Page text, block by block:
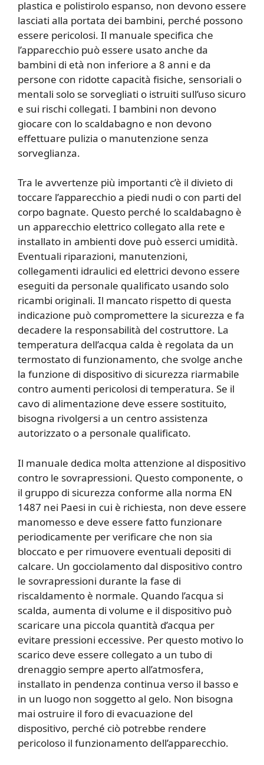
plastica e polistirolo espanso, non devono essere
lasciati alla portata dei bambini, perché possono
essere pericolosi. Il manuale specifica che
l’apparecchio può essere usato anche da
bambini di età non inferiore a 8 anni e da
persone con ridotte capacità fisiche, sensoriali o
mentali solo se sorvegliati o istruiti sull’uso sicuro
e sui rischi collegati. I bambini non devono
giocare con lo scaldabagno e non devono
effettuare pulizia o manutenzione senza
sorveglianza.
Tra le avvertenze più importanti c’è il divieto di
toccare l’apparecchio a piedi nudi o con parti del
corpo bagnate. Questo perché lo scaldabagno è
un apparecchio elettrico collegato alla rete e
installato in ambienti dove può esserci umidità.
Eventuali riparazioni, manutenzioni,
collegamenti idraulici ed elettrici devono essere
eseguiti da personale qualificato usando solo
ricambi originali. Il mancato rispetto di questa
indicazione può compromettere la sicurezza e fa
decadere la responsabilità del costruttore. La
temperatura dell’acqua calda è regolata da un
termostato di funzionamento, che svolge anche
la funzione di dispositivo di sicurezza riarmabile
contro aumenti pericolosi di temperatura. Se il
cavo di alimentazione deve essere sostituito,
bisogna rivolgersi a un centro assistenza
autorizzato o a personale qualificato.
Il manuale dedica molta attenzione al dispositivo
contro le sovrapressioni. Questo componente, o
il gruppo di sicurezza conforme alla norma EN
1487 nei Paesi in cui è richiesta, non deve essere
manomesso e deve essere fatto funzionare
periodicamente per verificare che non sia
bloccato e per rimuovere eventuali depositi di
calcare. Un gocciolamento dal dispositivo contro
le sovrapressioni durante la fase di
riscaldamento è normale. Quando l’acqua si
scalda, aumenta di volume e il dispositivo può
scaricare una piccola quantità d’acqua per
evitare pressioni eccessive. Per questo motivo lo
scarico deve essere collegato a un tubo di
drenaggio sempre aperto all’atmosfera,
installato in pendenza continua verso il basso e
in un luogo non soggetto al gelo. Non bisogna
mai ostruire il foro di evacuazione del
dispositivo, perché ciò potrebbe rendere
pericoloso il funzionamento dell’apparecchio.